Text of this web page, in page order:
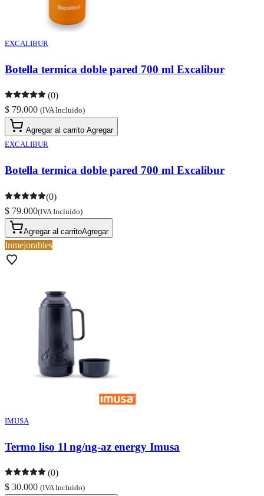
EXCALIBUR
Botella termica doble pared 700 ml Excalibur
(0)
$ 79.000 (IVA Incluido)
Agregar al carrito Agregar
EXCALIBUR
Botella termica doble pared 700 ml Excalibur
(0)
$ 79.000(IVA Incluido)
Agregar al carritoAgregar
Inmejorables
IMUSA
Termo liso 1l ng/ng-az energy Imusa
(0)
$ 30.000 (IVA Incluido)